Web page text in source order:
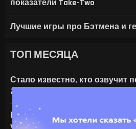
показатели Take-Two
Лучшие игры про Бэтмена и
ТОП МЕСЯЦА
Стало известно, кто озвучит
Zero Company
На что только не идут ради ИИ
установил серверную NVIDIA